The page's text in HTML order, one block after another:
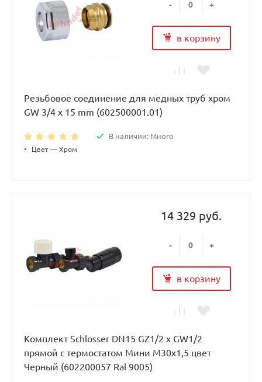
- +
в корзину
Резьбовое соединение для медных труб хром
GW 3/4 x 15 mm (602500001.01)
В наличии: Много
• Цвет — Хром
14 329 руб.
- +
в корзину
Комплект Schlosser DN15 GZ1/2 x GW1/2
прямой с термостатом Мини M30x1,5 цвет
Черный (602200057 Ral 9005)